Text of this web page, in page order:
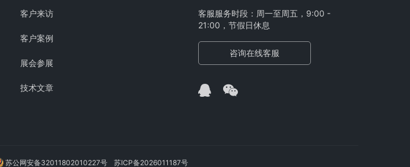
客户来访
客户案例
展会参展
技术文章
客服服务时段：周一至周五，9:00 -
21:00，节假日休息
咨询在线客服
苏公网安备32011802010227号 苏ICP备2026011187号